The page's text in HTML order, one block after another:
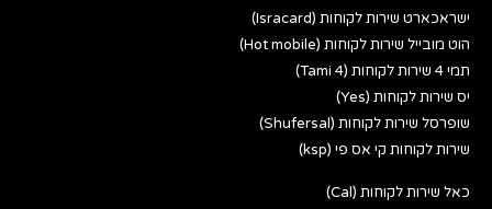
ישראכארט שירות לקוחות (Isracard)
הוט מובייל שירות לקוחות (Hot mobile)
תמי 4 שירות לקוחות (Tami 4)
יס שירות לקוחות (Yes)
שופרסל שירות לקוחות (Shufersal)
שירות לקוחות קי אס פי (ksp)
כאל שירות לקוחות (Cal)